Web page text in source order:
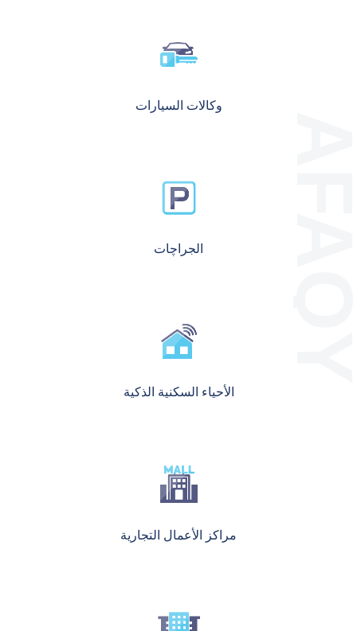
وكالات السيارات
الجراچات
الأحياء السكنية الذكية
مراكز الأعمال التجارية